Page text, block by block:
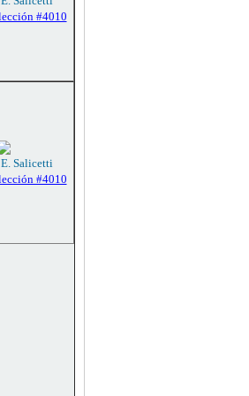
#4010
Salicetti
#4010